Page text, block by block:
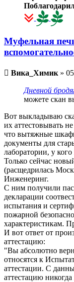
Муфельная
Непрочитанное
сообщение
Вика_Химик »
Дневной
можете скан
Вот выкладываю
их аттестовывать
что вытяжные
документы для
лаборатории, у
Только сейчас
(расщедрилась
Инженеринг.
С ним получили
декларации
испытания и
пожарной
характеристикам.
И вот ответ от
аттестацию:
"Вы абсолютно
относятся к
аттестации. С
аттестацию